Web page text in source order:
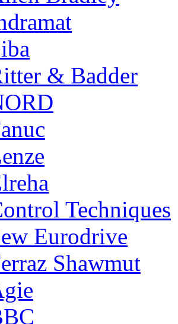
& Badder
Techniques
Eurodrive
Shawmut